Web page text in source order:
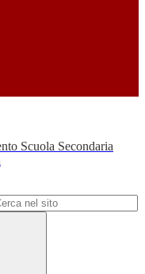
Scuola Secondaria